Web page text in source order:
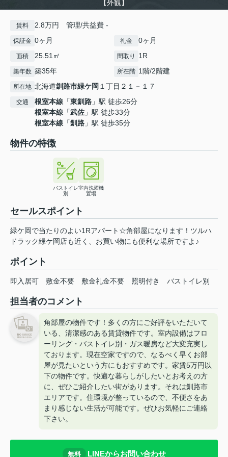
【外観】
賃料 2.8万円 管理/共益費 -
保証金 0ヶ月 礼金 0ヶ月
面積 25.51㎡ 間取り 1R
築年数 築35年 所在階 1階/2階建
所在地 北海道釧路市緑ケ岡 １丁目２１－１７
交通 根室本線 「東釧路 」駅 徒歩26分
根室本線 「武佐 」駅 徒歩33分
根室本線 「釧路 」駅 徒歩35分
物件の特徴
バストイレ
別
室内洗濯機
置場
セールスポイント
緑ケ岡で当たりのよい1Rアパート☆角部屋になります！ツルハ
ドラック緑ケ岡店も近く、お買い物にも便利な場所ですよ♪
ポイント
即入居可 敷金不要 敷金礼金不要 照明付き バストイレ別
担当者のコメント
角部屋の物件です！多くの方にご好評をいただいて
いる、清潔感のある賃貸物件です。室内設備はフロ
ーリング・バストイレ別・ガス暖房など大変充実し
ております。現在空家ですので、なるべく早くお部
屋が見たいという方にもおすすめです。家賃5万円以
下の物件です。快適な暮らしがしたいとお考えの方
に、ぜひご紹介したい街があります。それは釧路市
エリアです。住環境が整っているので、不便さをあ
まり感じない生活が可能です。ぜひお気軽にご連絡
下さい。
無料 LINEからお問い合わせ